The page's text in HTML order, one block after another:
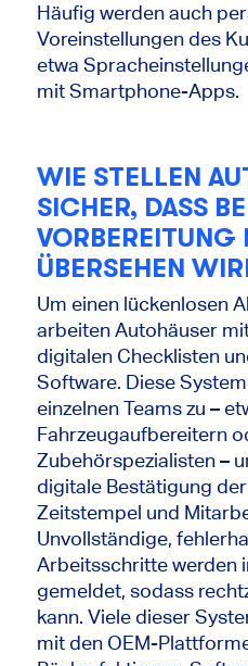
Häufig werden auch
Voreinstellungen des
etwa
mit Smartphone-Apps.
WIE STELLEN
SICHER, DASS
VORBEREITUNG
ÜBERSEHEN
Um einen lückenlosen
arbeiten Autohäuser
digitalen Checklisten
Software. Diese
einzelnen Teams zu –
Fahrzeugaufbereitern
Zubehörspezialisten –
digitale Bestätigung
Zeitstempel und
Unvollständige,
Arbeitsschritte werden
gemeldet, sodass
kann. Viele dieser
mit den OEM-